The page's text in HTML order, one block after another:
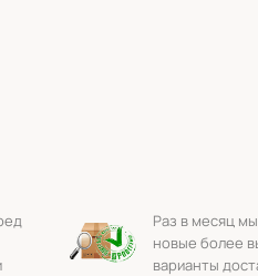
Раз в месяц
новые более
варианты